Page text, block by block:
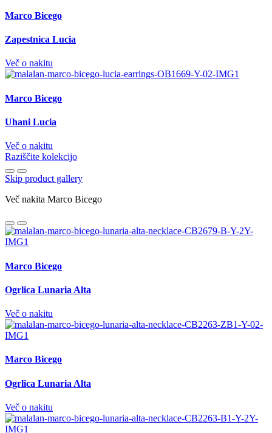
Marco Bicego
Zapestnica Lucia
Več o nakitu
Marco Bicego
Uhani Lucia
Več o nakitu
Raziščite kolekcijo
Skip product gallery
Več nakita Marco Bicego
Marco Bicego
Ogrlica Lunaria Alta
Več o nakitu
Marco Bicego
Ogrlica Lunaria Alta
Več o nakitu